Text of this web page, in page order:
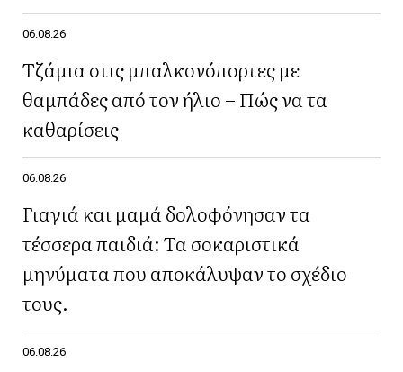
06.08.26
Τζάμια στις μπαλκονόπορτες με
θαμπάδες από τον ήλιο – Πώς να τα
καθαρίσεις
06.08.26
Γιαγιά και μαμά δολοφόνησαν τα
τέσσερα παιδιά: Τα σοκαριστικά
μηνύματα που αποκάλυψαν το σχέδιο
τους.
06.08.26